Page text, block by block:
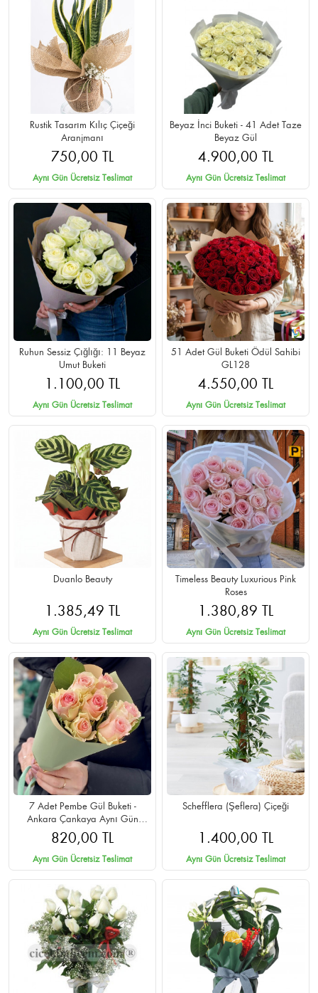
Rustik Tasarım Kılıç Çiçeği
Aranjmanı
750,00 TL
Aynı Gün Ücretsiz Teslimat
Beyaz İnci Buketi - 41 Adet Taze
Beyaz Gül
4.900,00 TL
Aynı Gün Ücretsiz Teslimat
Ruhun Sessiz Çığlığı: 11 Beyaz
Umut Buketi
1.100,00 TL
Aynı Gün Ücretsiz Teslimat
51 Adet Gül Buketi Ödül Sahibi
GL128
4.550,00 TL
Aynı Gün Ücretsiz Teslimat
Duanlo Beauty
1.385,49 TL
Aynı Gün Ücretsiz Teslimat
Timeless Beauty Luxurious Pink
Roses
1.380,89 TL
Aynı Gün Ücretsiz Teslimat
7 Adet Pembe Gül Buketi -
Ankara Çankaya Aynı Gün
Teslimat
820,00 TL
Aynı Gün Ücretsiz Teslimat
Schefflera (Şeflera) Çiçeği
1.400,00 TL
Aynı Gün Ücretsiz Teslimat